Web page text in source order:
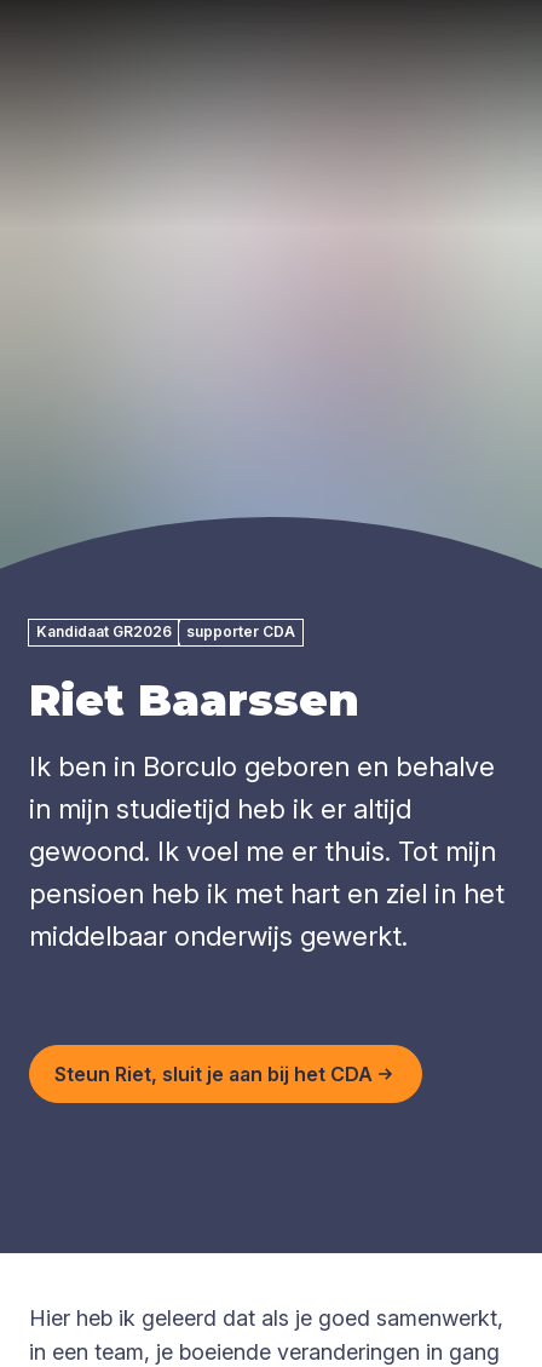
Kandidaat GR2026 supporter CDA
Riet Baarssen
Ik ben in Borculo geboren en behalve
in mijn studietijd heb ik er altijd
gewoond. Ik voel me er thuis. Tot mijn
pensioen heb ik met hart en ziel in het
middelbaar onderwijs gewerkt.
Steun Riet, sluit je aan bij het CDA
Hier heb ik geleerd dat als je goed samenwerkt,
in een team, je boeiende veranderingen in gang